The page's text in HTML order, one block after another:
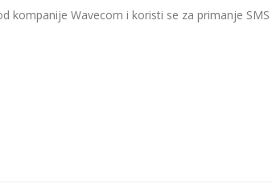
kompanije Wavecom i koristi se za primanje